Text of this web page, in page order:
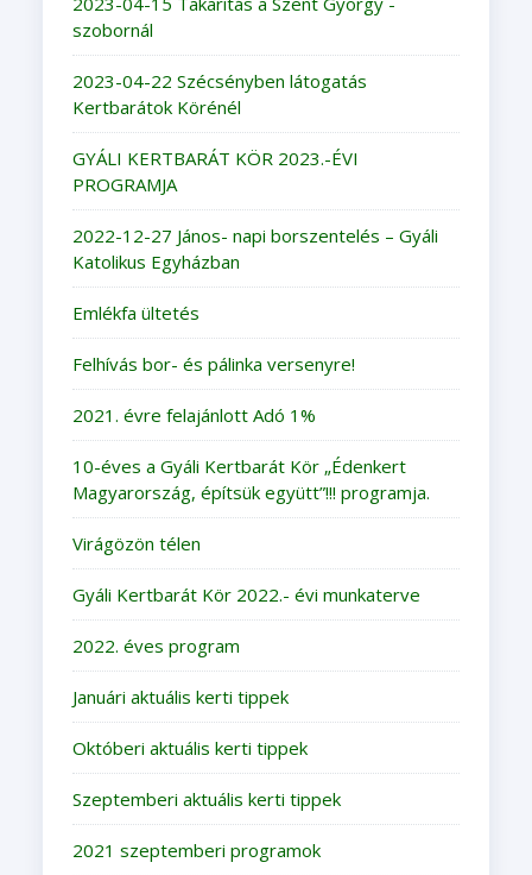
szobornál
2023-04-22 Szécsényben látogatás
Kertbarátok Körénél
GYÁLI KERTBARÁT KÖR 2023.-ÉVI
PROGRAMJA
2022-12-27 János- napi borszentelés – Gyáli
Katolikus Egyházban
Emlékfa ültetés
Felhívás bor- és pálinka versenyre!
2021. évre felajánlott Adó 1%
10-éves a Gyáli Kertbarát Kör „Édenkert
Magyarország, építsük együtt”!!! programja.
Virágözön télen
Gyáli Kertbarát Kör 2022.- évi munkaterve
2022. éves program
Januári aktuális kerti tippek
Októberi aktuális kerti tippek
Szeptemberi aktuális kerti tippek
2021 szeptemberi programok